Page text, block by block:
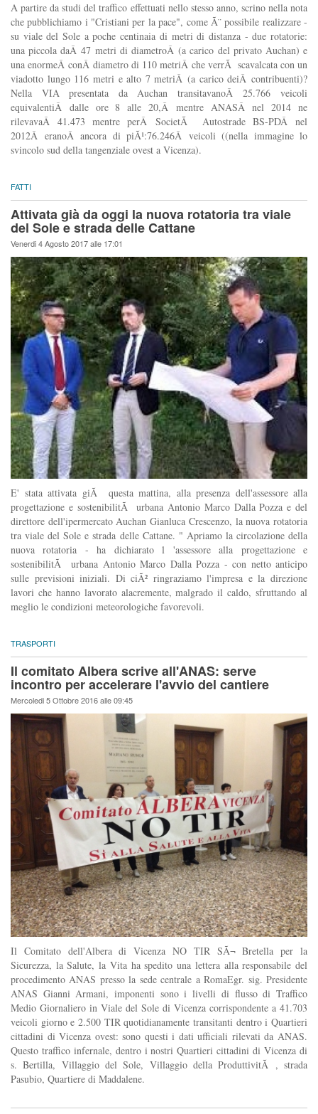
A partire da studi del traffico effettuati nello stesso anno, scrino nella nota
che pubblichiamo i "Cristiani per la pace", come Ã¨ possibile realizzare -
su viale del Sole a poche centinaia di metri di distanza - due rotatorie:
una piccola daÂ 47 metri di diametroÂ (a carico del privato Auchan) e
una enormeÂ conÂ diametro di 110 metriÂ che verrÃ scavalcata con un
viadotto lungo 116 metri e alto 7 metriÂ (a carico deiÂ contribuenti)?
Nella VIA presentata da Auchan transitavanoÂ 25.766 veicoli
equivalentiÂ dalle ore 8 alle 20,Â mentre ANASÂ nel 2014 ne
rilevavaÂ 41.473 mentre perÂ SocietÃ Autostrade BS-PDÂ nel
2012Â eranoÂ ancora di piÃ¹:76.246Â veicoli ((nella immagine lo
svincolo sud della tangenziale ovest a Vicenza).
FATTI
Attivata già da oggi la nuova rotatoria tra viale
del Sole e strada delle Cattane
Venerdi 4 Agosto 2017 alle 17:01
E' stata attivata giÃ questa mattina, alla presenza dell'assessore alla
progettazione e sostenibilitÃ urbana Antonio Marco Dalla Pozza e del
direttore dell'ipermercato Auchan Gianluca Crescenzo, la nuova rotatoria
tra viale del Sole e strada delle Cattane. " Apriamo la circolazione della
nuova rotatoria - ha dichiarato l 'assessore alla progettazione e
sostenibilitÃ urbana Antonio Marco Dalla Pozza - con netto anticipo
sulle previsioni iniziali. Di ciÃ² ringraziamo l'impresa e la direzione
lavori che hanno lavorato alacremente, malgrado il caldo, sfruttando al
meglio le condizioni meteorologiche favorevoli.
TRASPORTI
Il comitato Albera scrive all'ANAS: serve
incontro per accelerare l'avvio del cantiere
Mercoledi 5 Ottobre 2016 alle 09:45
Il Comitato dell'Albera di Vicenza NO TIR SÃ¬ Bretella per la
Sicurezza, la Salute, la Vita ha spedito una lettera alla responsabile del
procedimento ANAS presso la sede centrale a RomaEgr. sig. Presidente
ANAS Gianni Armani, imponenti sono i livelli di flusso di Traffico
Medio Giornaliero in Viale del Sole di Vicenza corrispondente a 41.703
veicoli giorno e 2.500 TIR quotidianamente transitanti dentro i Quartieri
cittadini di Vicenza ovest: sono questi i dati ufficiali rilevati da ANAS.
Questo traffico infernale, dentro i nostri Quartieri cittadini di Vicenza di
s. Bertilla, Villaggio del Sole, Villaggio della ProduttivitÃ , strada
Pasubio, Quartiere di Maddalene.